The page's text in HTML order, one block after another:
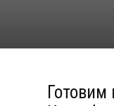
Готовим